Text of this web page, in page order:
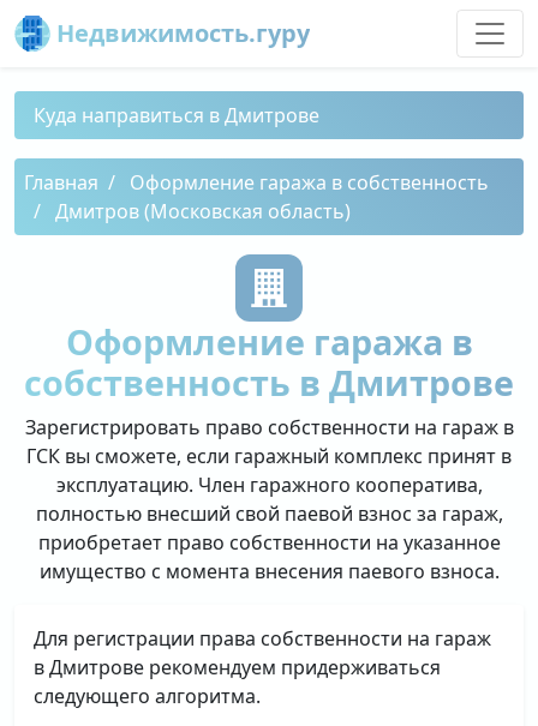
Недвижимость.гуру
Куда направиться в Дмитрове
Главная
Оформление гаража в собственность
Дмитров (Московская область)
Оформление гаража в
собственность в Дмитрове
Зарегистрировать право собственности на гараж в
ГСК вы сможете, если гаражный комплекс принят в
эксплуатацию. Член гаражного кооператива,
полностью внесший свой паевой взнос за гараж,
приобретает право собственности на указанное
имущество с момента внесения паевого взноса.
Для регистрации права собственности на гараж
в Дмитрове рекомендуем придерживаться
следующего алгоритма.